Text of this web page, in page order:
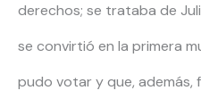
derechos; se trataba de
se convirtió en la primera
pudo votar y que,